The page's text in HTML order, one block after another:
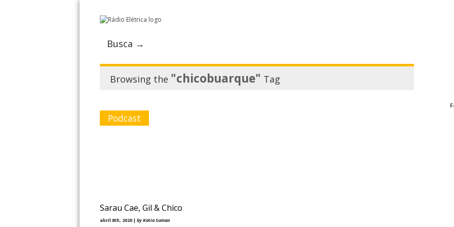
Busca →
Browsing the "chicobuarque" Tag
Podcast
Sarau Cae, Gil & Chico
abril 8th, 2020 | by Katia Suman